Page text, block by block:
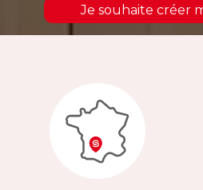
Je souhaite créer